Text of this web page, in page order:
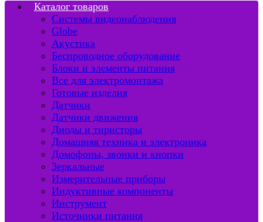
Каталог товаров
Системы видеонаблюдения
Globe
Акустика
Беспроводное оборудование
Блоки и элементы питания
Все для электромонтажа
Готовые изделия
Датчики
Датчики движения
Диоды и тиристоры
Домашняя техника и электроника
Домофоны, звонки и кнопки
Зеркальные
Измерительные приборы
Индуктивные компоненты
Инструмент
Источники питания